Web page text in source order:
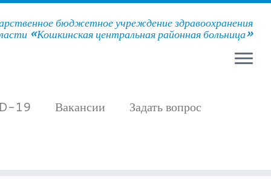
бюджетное учреждение здравоохранения
«Кошкинская центральная районная больница»
19 Вакансии Задать вопрос